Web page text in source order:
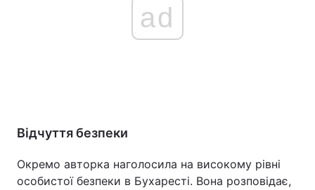
ad
Відчуття безпеки
Окремо авторка наголосила на високому рівні
особистої безпеки в Бухаресті. Вона розповідає,